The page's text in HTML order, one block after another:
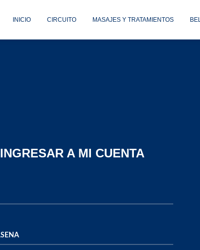
INICIO CIRCUITO MASAJES Y TRATAMIENTOS
INGRESAR A MI CUENTA